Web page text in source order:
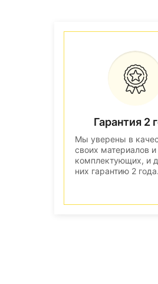
Гарантия 2
Мы уверены в
своих материалов и
комплектующих, и
них гарантию 2 года.